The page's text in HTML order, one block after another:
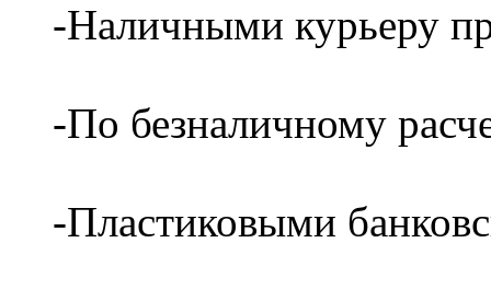
-Наличными курьеру
-По безналичному
-Пластиковыми